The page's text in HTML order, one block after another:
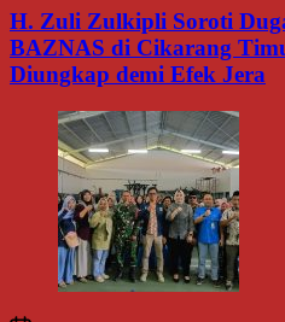
H. Zuli Zulkipli Soroti
BAZNAS di Cikarang
Diungkap demi Efek Jera